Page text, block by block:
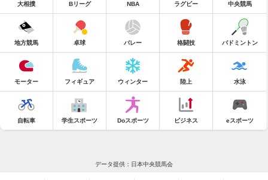
大相撲 Bリーグ NBA ラグビー 中央競馬
地方競馬 卓球 バレー 格闘技 バドミントン
モーター フィギュア ウィンター 陸上 水泳
自転車 学生スポーツ Doスポーツ ビジネス eスポーツ
データ提供：日本中央競馬会